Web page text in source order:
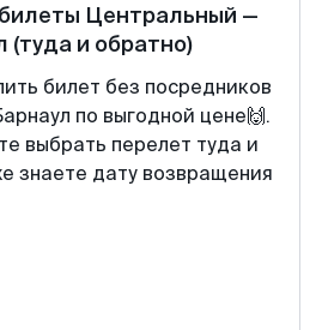
Центральный —
(туда и обратно)
билет без посредников
по выгодной цене🙌.
выбрать перелет туда и
знаете дату возвращения